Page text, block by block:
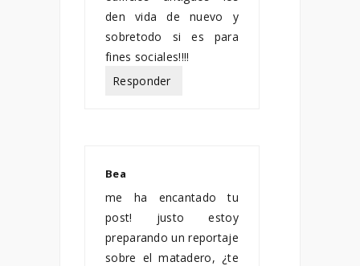
den vida de nuevo y
sobretodo si es para
fines sociales!!!!
Responder
Bea
me ha encantado tu
post! justo estoy
preparando un reportaje
sobre el matadero, ¿te